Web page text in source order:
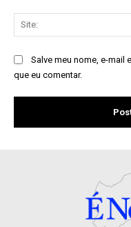
Salve meu nome, e-mail
que eu comentar.